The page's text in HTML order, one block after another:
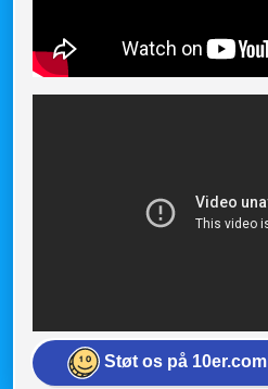
Støt os på 10er.com